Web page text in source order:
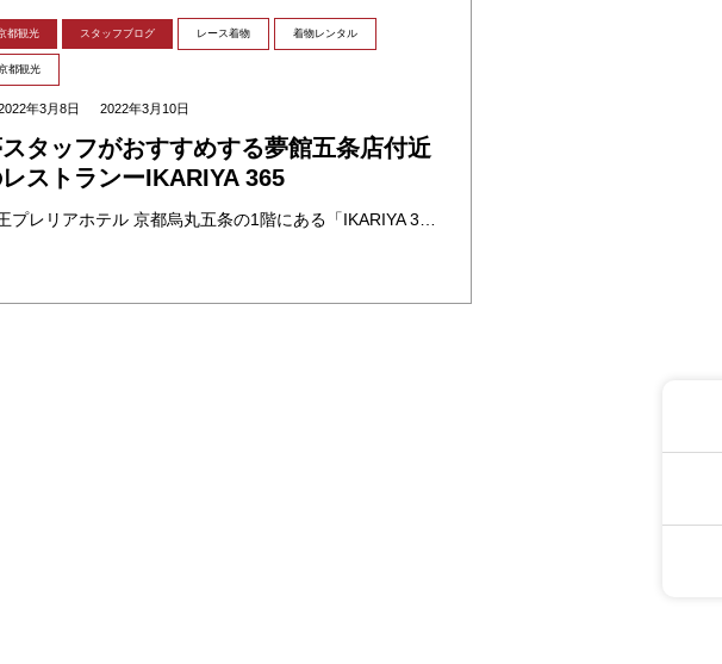
都観光 スタッフブログ レース着物 着物レンタル
都観光
年3月8日 2022年3月10日
タッフがおすすめする夢館五条店付近
ストランーIKARIYA 365